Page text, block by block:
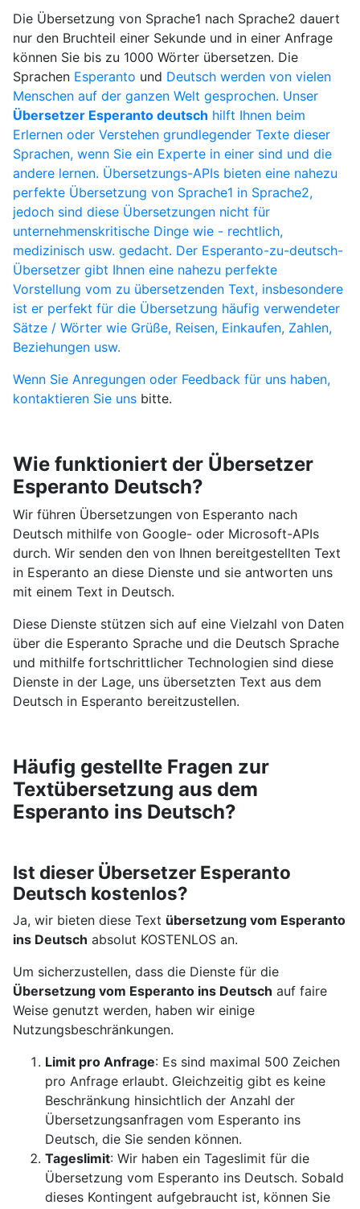
Die Übersetzung von Sprache1 nach Sprache2 dauert
nur den Bruchteil einer Sekunde und in einer Anfrage
können Sie bis zu 1000 Wörter übersetzen. Die
Sprachen Esperanto und Deutsch werden von vielen
Menschen auf der ganzen Welt gesprochen. Unser
Übersetzer Esperanto deutsch hilft Ihnen beim
Erlernen oder Verstehen grundlegender Texte dieser
Sprachen, wenn Sie ein Experte in einer sind und die
andere lernen. Übersetzungs-APIs bieten eine nahezu
perfekte Übersetzung von Sprache1 in Sprache2,
jedoch sind diese Übersetzungen nicht für
unternehmenskritische Dinge wie - rechtlich,
medizinisch usw. gedacht. Der Esperanto-zu-deutsch-
Übersetzer gibt Ihnen eine nahezu perfekte
Vorstellung vom zu übersetzenden Text, insbesondere
ist er perfekt für die Übersetzung häufig verwendeter
Sätze / Wörter wie Grüße, Reisen, Einkaufen, Zahlen,
Beziehungen usw.
Wenn Sie Anregungen oder Feedback für uns haben,
kontaktieren Sie unsbitte.
Wie funktioniert der Übersetzer
Esperanto Deutsch?
Wir führen Übersetzungen von Esperanto nach
Deutsch mithilfe von Google- oder Microsoft-APIs
durch. Wir senden den von Ihnen bereitgestellten Text
in Esperanto an diese Dienste und sie antworten uns
mit einem Text in Deutsch.
Diese Dienste stützen sich auf eine Vielzahl von Daten
über die Esperanto Sprache und die Deutsch Sprache
und mithilfe fortschrittlicher Technologien sind diese
Dienste in der Lage, uns übersetzten Text aus dem
Deutsch in Esperanto bereitzustellen.
Häufig gestellte Fragen zur
Textübersetzung aus dem
Esperanto ins Deutsch?
Ist dieser Übersetzer Esperanto
Deutsch kostenlos?
Ja, wir bieten diese Text übersetzung vom Esperanto
ins Deutsch absolut KOSTENLOS an.
Um sicherzustellen, dass die Dienste für die
Übersetzung vom Esperanto ins Deutsch auf faire
Weise genutzt werden, haben wir einige
Nutzungsbeschränkungen.
Limit pro Anfrage: Es sind maximal 500 Zeichen
pro Anfrage erlaubt. Gleichzeitig gibt es keine
Beschränkung hinsichtlich der Anzahl der
Übersetzungsanfragen vom Esperanto ins
Deutsch, die Sie senden können.
Tageslimit: Wir haben ein Tageslimit für die
Übersetzung vom Esperanto ins Deutsch. Sobald
dieses Kontingent aufgebraucht ist, können Sie